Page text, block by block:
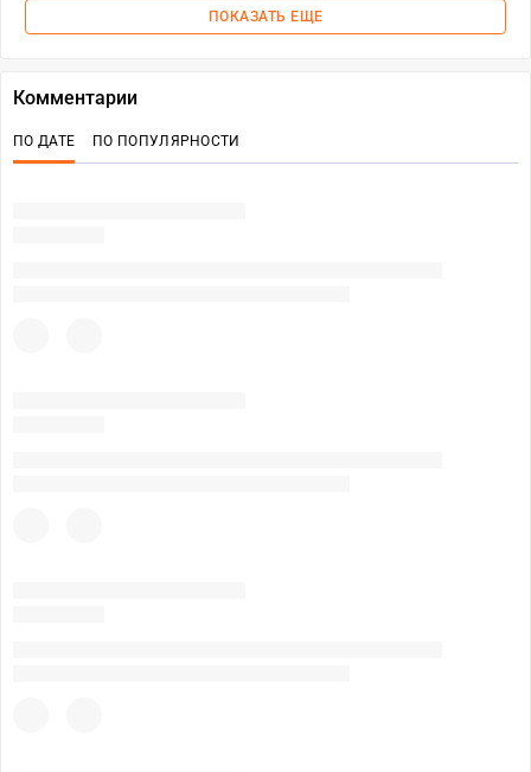
ПОКАЗАТЬ ЕЩЕ
Комментарии
ПО ДАТЕ ПО ПОПУЛЯРНОСТИ